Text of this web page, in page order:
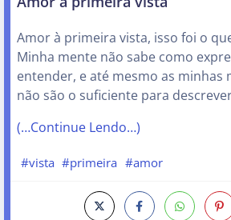
Amor à primeira vista, isso foi o
Minha mente não sabe como
entender, e até mesmo as minhas
não são o suficiente para
(…Continue Lendo…)
#vista #primeira #amor